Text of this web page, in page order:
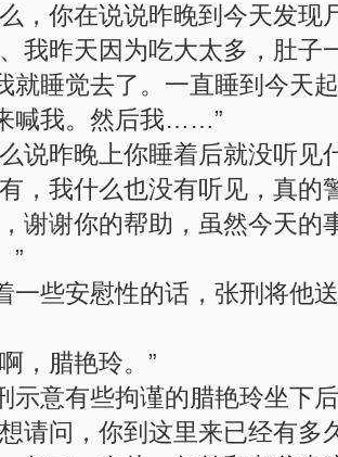
，你在说说昨晚到今天发现
我昨天因为吃大太多，肚
就睡觉去了。一直睡到今天
喊我。然后我……”
说昨晚上你睡着后就没听见
，我什么也没有听见，真
谢谢你的帮助，虽然今天
”
一些安慰性的话，张刑将他
，腊艳玲。”
示意有些拘谨的腊艳玲坐下
请问，你到这里来已经有多